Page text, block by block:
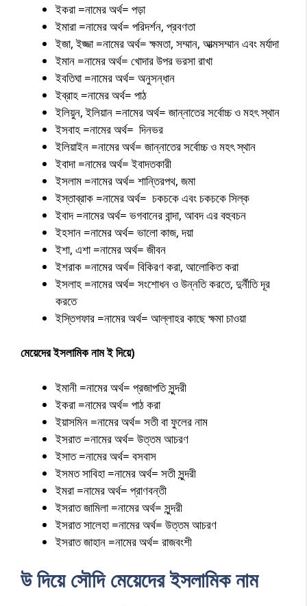
ইকরা =নামের অর্থ= পড়া
ইমারা =নামের অর্থ= পরিদর্শন, প্রবণতা
ইজা, ইজ্জা =নামের অর্থ= ক্ষমতা, সম্মান, আত্মসম্মান এবং মর্যাদা
ইমান =নামের অর্থ= খোদার উপর ভরসা রাখা
ইবতিঘা =নামের অর্থ= অনুসন্ধান
ইব্রাহ =নামের অর্থ= পাঠ
ইলিয়ুন, ইলিয়ান =নামের অর্থ= জান্নাতের সর্বোচ্চ ও মহৎ স্থান
ইসবাহ =নামের অর্থ= দিনভর
ইলিয়াইন =নামের অর্থ= জান্নাতের সর্বোচ্চ ও মহৎ স্থান
ইবাদা =নামের অর্থ= ইবাদতকারী
ইসলাম =নামের অর্থ= শান্তিরপথ, জমা
ইস্তাব্রাক =নামের অর্থ= চকচকে এবং চকচকে সিল্ক
ইবাদ =নামের অর্থ= ভগবানের বান্দা, আবদ এর বহুবচন
ইহসান =নামের অর্থ= ভালো কাজ, দয়া
ইশা, এশা =নামের অর্থ= জীবন
ইশরাক =নামের অর্থ= বিকিরণ করা, আলোকিত করা
ইসলাহ =নামের অর্থ= সংশোধন ও উন্নতি করতে, দুর্নীতি দূর
করতে
ইস্তিগফার =নামের অর্থ= আল্লাহর কাছে ক্ষমা চাওয়া
মেয়েদের ইসলামিক নাম ই দিয়ে)
ইমানী =নামের অর্থ= প্রজাপতি সুন্দরী
ইকরা =নামের অর্থ= পাঠ করা
ইয়াসমিন =নামের অর্থ= সতী বা ফুলের নাম
ইসরাত =নামের অর্থ= উত্তম আচরণ
ইসাত =নামের অর্থ= বসবাস
ইসমত সাবিহা =নামের অর্থ= সতী সুন্দরী
ইমরা =নামের অর্থ= প্রাণবন্তী
ইসরাত জামিলা =নামের অর্থ= সুন্দরী
ইসরাত সালেহা =নামের অর্থ= উত্তম আচরণ
ইসরাত জাহান =নামের অর্থ= রাজবংশী
উ দিয়ে সৌদি মেয়েদের ইসলামিক নাম